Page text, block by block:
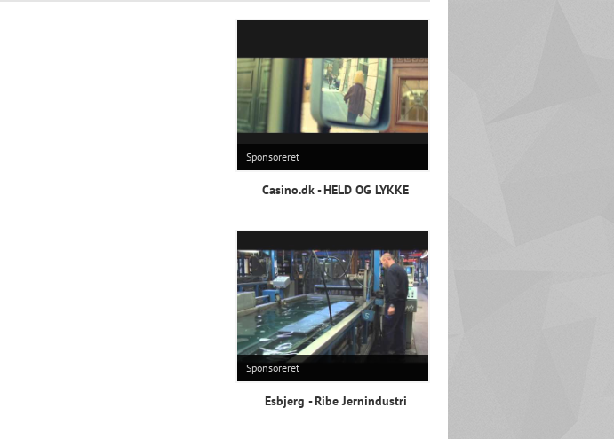
Sponsoreret
Casino.dk - HELD OG LYKKE
Sponsoreret
Esbjerg - Ribe Jernindustri